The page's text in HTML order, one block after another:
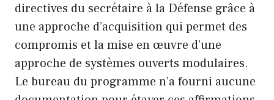
directives du secrétaire à la Défense grâce à
une approche d’acquisition qui permet des
compromis et la mise en œuvre d’une
approche de systèmes ouverts modulaires.
Le bureau du programme n’a fourni aucune